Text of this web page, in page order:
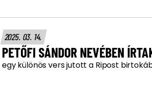
2025. 03. 14.
PETŐFI SÁNDOR NEVÉBEN
egy különös vers jutott a Ripost